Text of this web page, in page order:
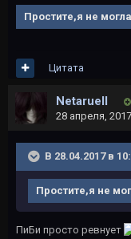
Простите,я не
Цитата
Netaruell
28 апреля, 2017
В 28.04.2017 в
Простите,я не
ПиБи просто ревнует